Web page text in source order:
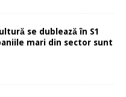
se dublează în S1
mari din sector sunt